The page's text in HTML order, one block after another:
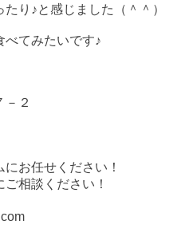
り♪と感じました（＾＾）
べてみたいです♪
－２
お任せください！
相談ください！